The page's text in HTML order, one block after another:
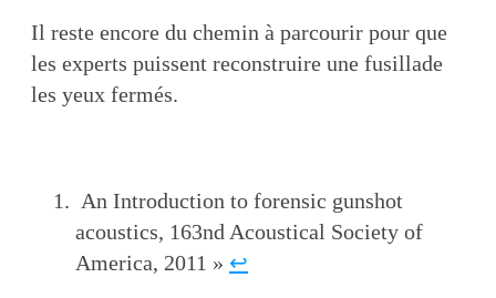
Il reste encore du chemin à parcourir pour que
les experts puissent reconstruire une fusillade
les yeux fermés.
An Introduction to forensic gunshot
acoustics, 163nd Acoustical Society of
America, 2011 » ↩